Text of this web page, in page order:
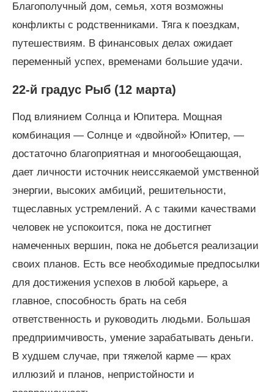
Благополучный дом, семья, хотя возможны
конфликты с родственниками. Тяга к поездкам,
путешествиям. В финансовых делах ожидает
переменный успех, временами большие удачи.
22-й градус Рыб (12 марта)
Под влиянием Солнца и Юпитера. Мощная
комбинация — Солнце и «двойной» Юпитер, —
достаточно благоприятная и многообещающая,
дает личности источник неиссякаемой умственной
энергии, высоких амбиций, решительности,
тщеславных устремлений. А с такими качествами
человек не успокоится, пока не достигнет
намеченных вершин, пока не добьется реализации
своих планов. Есть все необходимые предпосылки
для достижения успехов в любой карьере, а
главное, способность брать на себя
ответственность и руководить людьми. Большая
предприимчивость, умение зарабатывать деньги.
В худшем случае, при тяжелой карме — крах
иллюзий и планов, непристойности и